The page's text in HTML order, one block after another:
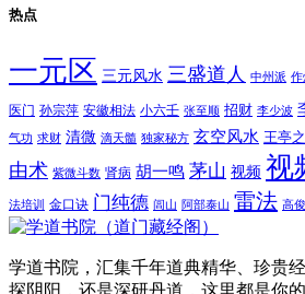
热点
一元区 三元风水 三盛道人 中州派 作
医门 孙宗萍 安徽相法 小六壬 张至顺 招财 李少波
气功 求财 清微 滴天髓 独家秘方 玄空风水 王亭之
由术 紫微斗数 肾病 胡一鸣 茅山 视频 视
法培训 金口诀 门纯德 闾山 阿部泰山 雷法 高
学道书院，汇集千年道典精华、珍贵
探阴阳，还是深研丹道，这里都是你